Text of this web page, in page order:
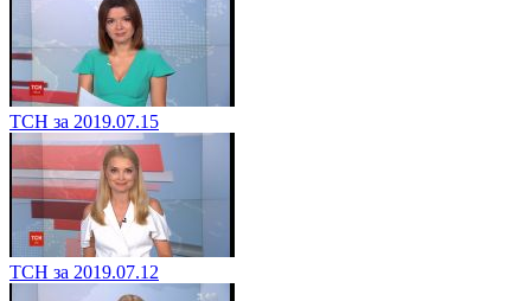
ТСН за 2019.07.15
ТСН за 2019.07.12